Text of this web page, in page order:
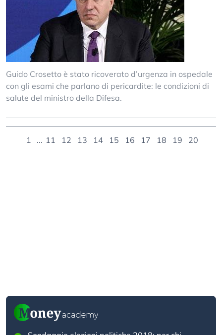
Guido Crosetto è stato ricoverato d’urgenza in ospedale
con gli esami che parlano di pericardite: le condizioni di
salute del ministro della Difesa.
1 ... 11 12 13 14 15 16 17 18 19 20